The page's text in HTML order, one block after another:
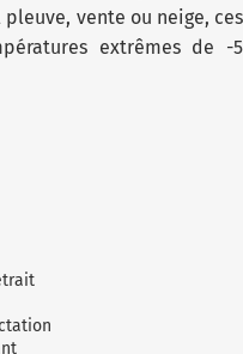
vente ou neige, ces
extrêmes de -5